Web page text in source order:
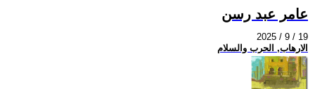
عامر عبد رسن
2025 / 9 / 19
الارهاب, الحرب والسلام